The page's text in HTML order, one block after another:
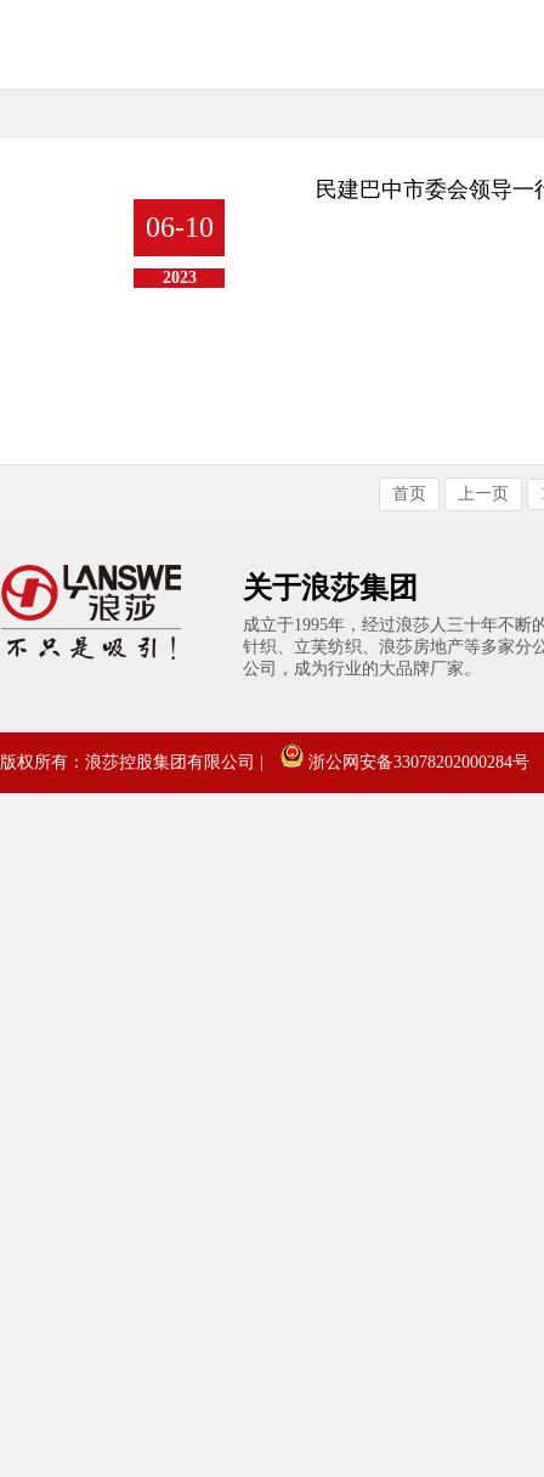
06-10
2023
民建巴中市委会领导
首页 上一页
关于浪莎集团
成立于1995年，经过浪莎人三十年不断
针织、立芙纺织、浪莎房地产等多家分
公司，成为行业的大品牌厂家。
版权所有：浪莎控股集团有限公司 | 浙公网安备33078202000284号